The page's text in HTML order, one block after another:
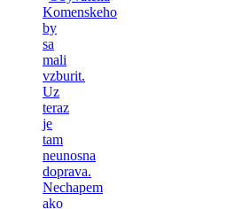
Komenskeho
by
sa
mali
vzburit.
Uz
teraz
je
tam
neunosna
doprava.
Nechapem
ako